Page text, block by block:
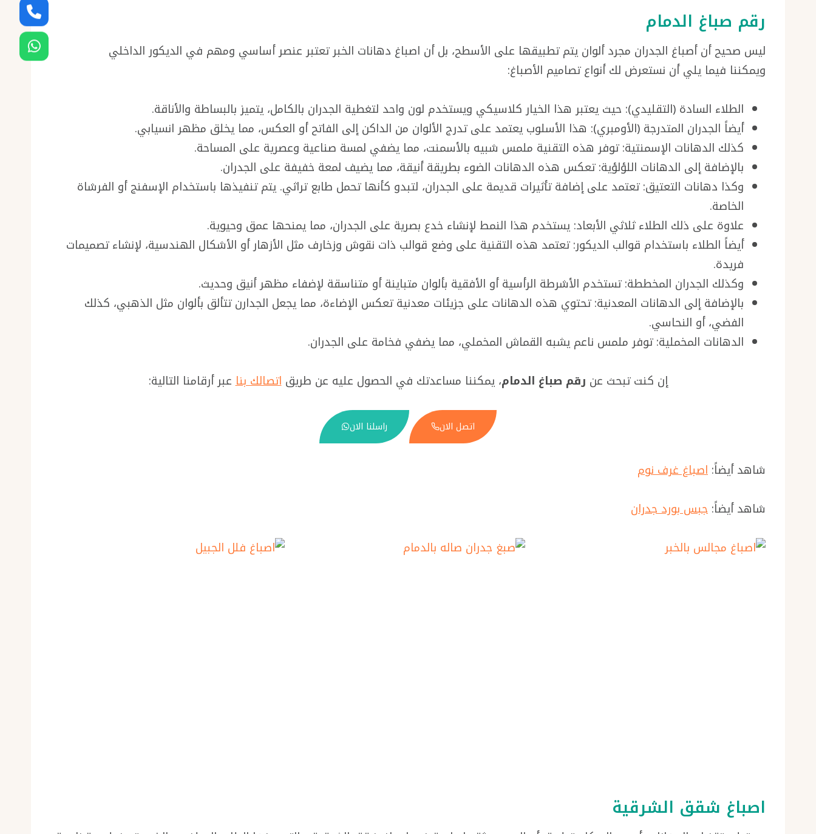
رقم صباغ الدمام
ليس صحيح أن أصباغ الجدران مجرد ألوان يتم تطبيقها على الأسطح، بل أن اصباغ دهانات الخبر تعتبر عنصر أساسي ومهم في الديكور الداخلي
ويمكننا فيما يلي أن نستعرض لك أنواع تصاميم الأصباغ:
الطلاء السادة (التقليدي): حيث يعتبر هذا الخيار كلاسيكي ويستخدم لون واحد لتغطية الجدران بالكامل، يتميز بالبساطة والأناقة.
أيضاً الجدران المتدرجة (الأومبري): هذا الأسلوب يعتمد على تدرج الألوان من الداكن إلى الفاتح أو العكس، مما يخلق مظهر انسيابي.
كذلك الدهانات الإسمنتية: توفر هذه التقنية ملمس شبيه بالأسمنت، مما يضفي لمسة صناعية وعصرية على المساحة.
بالإضافة إلى الدهانات اللؤلؤية: تعكس هذه الدهانات الضوء بطريقة أنيقة، مما يضيف لمعة خفيفة على الجدران.
وكذا دهانات التعتيق: تعتمد على إضافة تأثيرات قديمة على الجدران، لتبدو كأنها تحمل طابع تراثي. يتم تنفيذها باستخدام الإسفنج أو الفرشاة
الخاصة.
علاوة على ذلك الطلاء ثلاثي الأبعاد: يستخدم هذا النمط لإنشاء خدع بصرية على الجدران، مما يمنحها عمق وحيوية.
أيضاً الطلاء باستخدام قوالب الديكور: تعتمد هذه التقنية على وضع قوالب ذات نقوش وزخارف مثل الأزهار أو الأشكال الهندسية، لإنشاء تصميمات
فريدة.
وكذلك الجدران المخططة: تستخدم الأشرطة الرأسية أو الأفقية بألوان متباينة أو متناسقة لإضفاء مظهر أنيق وحديث.
بالإضافة إلى الدهانات المعدنية: تحتوي هذه الدهانات على جزيئات معدنية تعكس الإضاءة، مما يجعل الجدارن تتألق بألوان مثل الذهبي، كذلك
الفضي، أو النحاسي.
الدهانات المخملية: توفر ملمس ناعم يشبه القماش المخملي، مما يضفي فخامة على الجدران.
إن كنت تبحث عن رقم صباغ الدمام، يمكننا مساعدتك في الحصول عليه عن طريقاتصالك بناعبر أرقامنا التالية:
اتصل الان راسلنا الان
شاهد أيضاً: اصباغ غرف نوم
شاهد أيضاً: جبس بورد جدران
اصباغ شقق الشرقية